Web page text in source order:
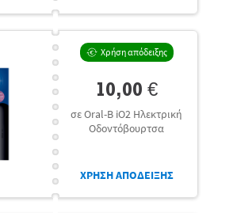
Χρήση απόδειξης
10,00 €
σε Oral-B iO2 Ηλεκτρική
Οδοντόβουρτσα
ΧΡΗΣΗ ΑΠΟΔΕΙΞΗΣ